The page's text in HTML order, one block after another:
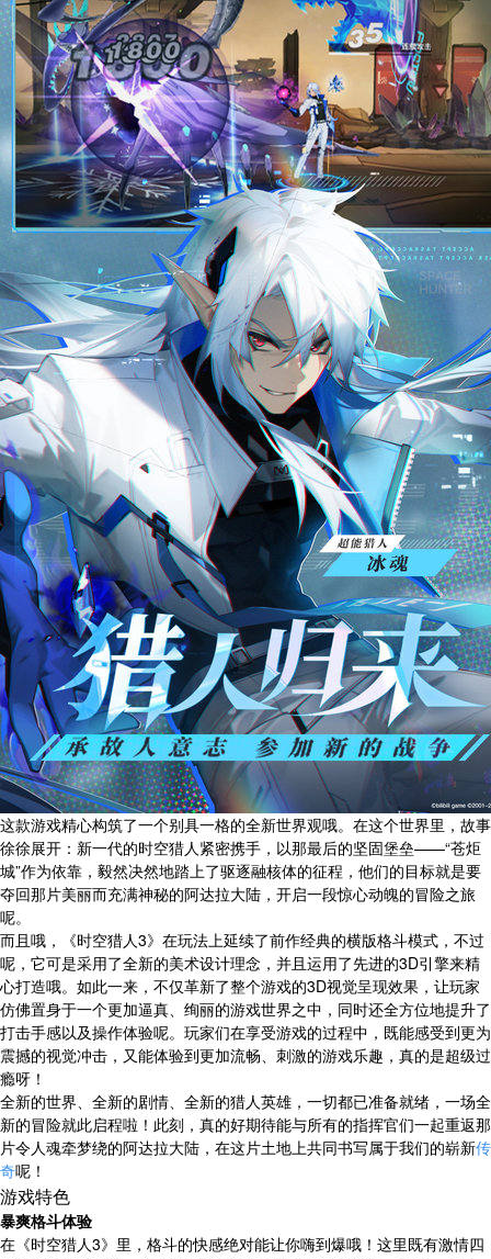
这款游戏精心构筑了一个别具一格的全新世界观哦。在这个世界里，故事
徐徐展开：新一代的时空猎人紧密携手，以那最后的坚固堡垒——“苍炬
城”作为依靠，毅然决然地踏上了驱逐融核体的征程，他们的目标就是要
夺回那片美丽而充满神秘的阿达拉大陆，开启一段惊心动魄的冒险之旅
呢。
而且哦，《时空猎人3》在玩法上延续了前作经典的横版格斗模式，不过
呢，它可是采用了全新的美术设计理念，并且运用了先进的3D引擎来精
心打造哦。如此一来，不仅革新了整个游戏的3D视觉呈现效果，让玩家
仿佛置身于一个更加逼真、绚丽的游戏世界之中，同时还全方位地提升了
打击手感以及操作体验呢。玩家们在享受游戏的过程中，既能感受到更为
震撼的视觉冲击，又能体验到更加流畅、刺激的游戏乐趣，真的是超级过
瘾呀！
全新的世界、全新的剧情、全新的猎人英雄，一切都已准备就绪，一场全
新的冒险就此启程啦！此刻，真的好期待能与所有的指挥官们一起重返那
片令人魂牵梦绕的阿达拉大陆，在这片土地上共同书写属于我们的崭新传
奇呢！
游戏特色
暴爽格斗体验
在《时空猎人3》里，格斗的快感绝对能让你嗨到爆哦！这里既有激情四